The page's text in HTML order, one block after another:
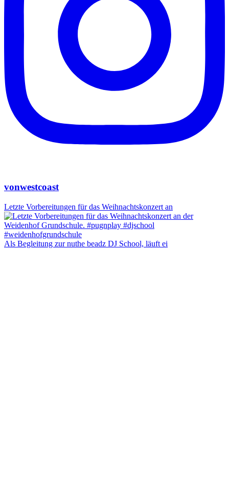
vonwestcoast
Letzte Vorbereitungen für das Weihnachtskonzert an
Als Begleitung zur nuthe beadz DJ School, läuft ei